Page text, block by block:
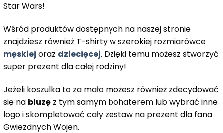
Star Wars!
Wśród produktów dostępnych na naszej stronie
znajdziesz również T-shirty w szerokiej rozmiarówce
męskiej oraz dziecięcej. Dzięki temu możesz stworzyć
super prezent dla całej rodziny!
Jeżeli koszulka to za mało możesz również zdecydować
się na bluzę z tym samym bohaterem lub wybrać inne
logo i skompletować cały zestaw na prezent dla fana
Gwiezdnych Wojen.